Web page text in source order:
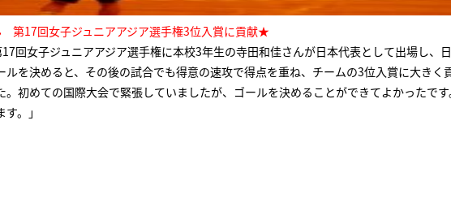
17回女子ジュニアアジア選手権3位入賞に貢献★
回女子ジュニアアジア選手権に本校3年生の寺田和佳さんが日本代表として出場し、
を決めると、その後の試合でも得意の速攻で得点を重ね、チームの3位入賞に大きく
初めての国際大会で緊張していましたが、ゴールを決めることができてよかったで
。」